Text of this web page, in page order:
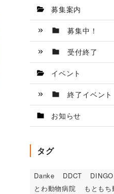
募集案内
募集中！
受付終了
イベント
終了イベント
お知らせ
タグ
Danke DDCT DINGO
とわ動物病院
もとも